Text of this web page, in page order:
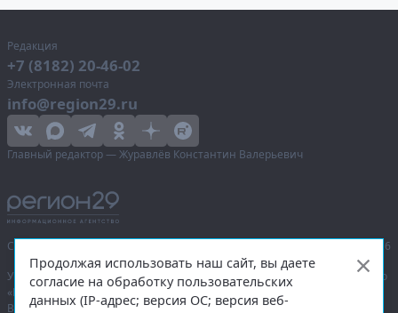
Редакция
+7 (8182) 20-46-02
Электронная почта
info@region29.ru
Главный редактор — Журавлёв Константин Валерьевич
Сетевое издание «Информационное агентство Регион 29»,
© 2016–2026
Учредитель — общество с ограниченной ответственностью «Агентство
«Правда Севера».
Выписка из реестра зарегистрированных средств массовой
Продолжая использовать наш сайт, вы даете
согласие на обработку пользовательских
данных (IP-адрес; версия ОС; версия веб-